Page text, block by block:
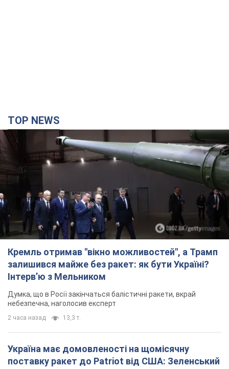
TOP NEWS
Кремль отримав "вікно можливостей", а Трамп
залишився майже без ракет: як бути Україні?
Інтерв’ю з Мельником
Думка, що в Росії закінчаться балістичні ракети, вкрай
небезпечна, наголосив експерт
2 часа назад 13,3 т.
Україна має домовленості на щомісячну
поставку ракет до Patriot від США: Зеленський